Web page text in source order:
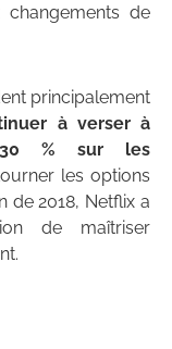
changements de
principalement
à verser à
30 % sur les
les options
de 2018, Netflix a
de maîtriser